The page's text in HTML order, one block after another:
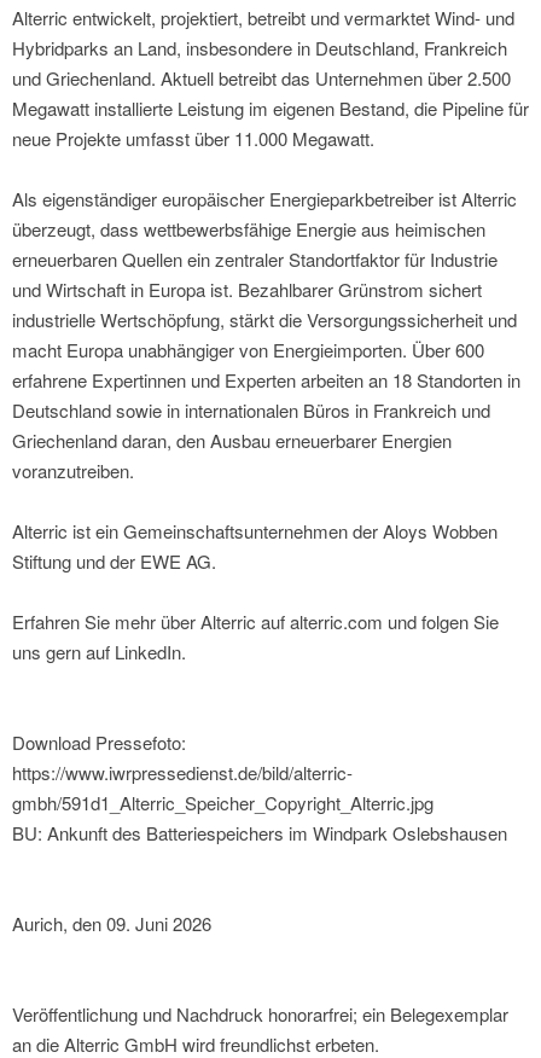
Alterric entwickelt, projektiert, betreibt und vermarktet Wind- und
Hybridparks an Land, insbesondere in Deutschland, Frankreich
und Griechenland. Aktuell betreibt das Unternehmen über 2.500
Megawatt installierte Leistung im eigenen Bestand, die Pipeline für
neue Projekte umfasst über 11.000 Megawatt.
Als eigenständiger europäischer Energieparkbetreiber ist Alterric
überzeugt, dass wettbewerbsfähige Energie aus heimischen
erneuerbaren Quellen ein zentraler Standortfaktor für Industrie
und Wirtschaft in Europa ist. Bezahlbarer Grünstrom sichert
industrielle Wertschöpfung, stärkt die Versorgungssicherheit und
macht Europa unabhängiger von Energieimporten. Über 600
erfahrene Expertinnen und Experten arbeiten an 18 Standorten in
Deutschland sowie in internationalen Büros in Frankreich und
Griechenland daran, den Ausbau erneuerbarer Energien
voranzutreiben.
Alterric ist ein Gemeinschaftsunternehmen der Aloys Wobben
Stiftung und der EWE AG.
Erfahren Sie mehr über Alterric auf alterric.com und folgen Sie
uns gern auf LinkedIn.
Download Pressefoto:
https://www.iwrpressedienst.de/bild/alterric-
gmbh/591d1_Alterric_Speicher_Copyright_Alterric.jpg
BU: Ankunft des Batteriespeichers im Windpark Oslebshausen
Aurich, den 09. Juni 2026
Veröffentlichung und Nachdruck honorarfrei; ein Belegexemplar
an die Alterric GmbH wird freundlichst erbeten.